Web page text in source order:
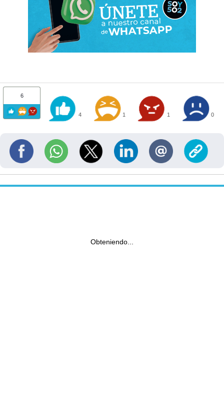
6
4 1 1 0
Obteniendo...